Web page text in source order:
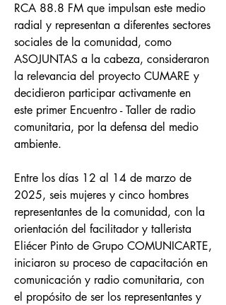
RCA 88.8 FM que impulsan este medio
radial y representan a diferentes sectores
sociales de la comunidad, como
ASOJUNTAS a la cabeza, consideraron
la relevancia del proyecto CUMARE y
decidieron participar activamente en
este primer Encuentro - Taller de radio
comunitaria, por la defensa del medio
ambiente.
Entre los días 12 al 14 de marzo de
2025, seis mujeres y cinco hombres
representantes de la comunidad, con la
orientación del facilitador y tallerista
Eliécer Pinto de Grupo COMUNICARTE,
iniciaron su proceso de capacitación en
comunicación y radio comunitaria, con
el propósito de ser los representantes y